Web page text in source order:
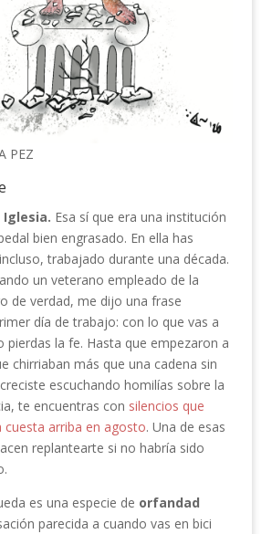
PEZ
Esa sí que era una institución
bien engrasado. En ella has
trabajado durante una década.
un veterano empleado de la
de verdad, me dijo una frase
día de trabajo: con lo que vas a
pierdas la fe. Hasta que empezaron a
chirriaban más que una cadena sin
escuchando homilías sobre la
te encuentras con silencios que
arriba en agosto. Una de esas
replantearte si no habría sido
es una especie de orfandad
parecida a cuando vas en bici